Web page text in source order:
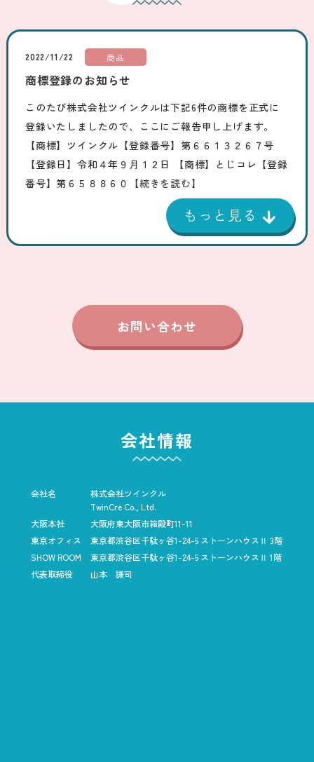
2022/11/22 商品
商標登録のお知らせ
このたび株式会社ツインクルは下記6件の商標を正式に
登録いたしましたので、ここにご報告申し上げます。
【商標】ツインクル【登録番号】第６６１３２６７号
【登録日】令和４年９月１２日 【商標】とじコレ【登録
番号】第６５８８６０
【続きを読む】
お問い合わせ
会社情報
会社名
株式会社ツインクル
TwinCre Co., Ltd.
大阪本社
大阪府東大阪市箱殿町11-11
東京オフィス
東京都渋谷区千駄ヶ谷1-24-5 ストーンハウスⅡ 3階
SHOW ROOM
東京都渋谷区千駄ヶ谷1-24-5 ストーンハウスⅡ 1階
代表取締役
山本 謙司